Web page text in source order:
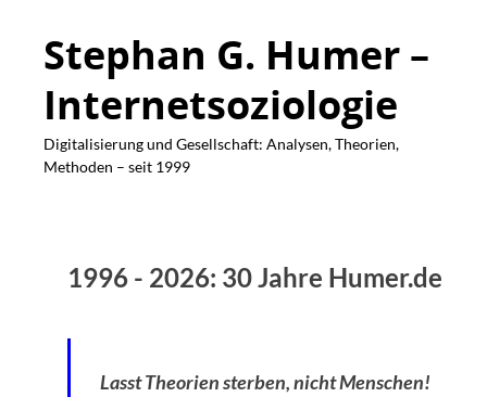
Stephan G. Humer –
Internetsoziologie
Digitalisierung und Gesellschaft: Analysen, Theorien,
Methoden – seit 1999
1996 - 2026: 30 Jahre Humer.de
Lasst Theorien sterben, nicht Menschen!